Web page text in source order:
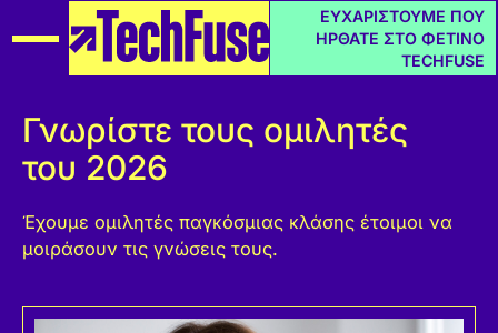
ΕΥΧΑΡΙΣΤΟΥΜΕ ΠΟΥ
ΗΡΘΑΤΕ ΣΤΟ ΦΕΤΙΝΟ
TECHFUSE
Γνωρίστε τους ομιλητές
του 2026
Έχουμε ομιλητές παγκόσμιας κλάσης έτοιμοι να
μοιράσουν τις γνώσεις τους.